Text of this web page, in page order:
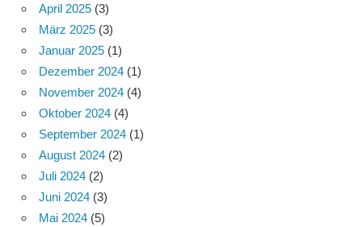
April 2025 (3)
März 2025 (3)
Januar 2025 (1)
Dezember 2024 (1)
November 2024 (4)
Oktober 2024 (4)
September 2024 (1)
August 2024 (2)
Juli 2024 (2)
Juni 2024 (3)
Mai 2024 (5)